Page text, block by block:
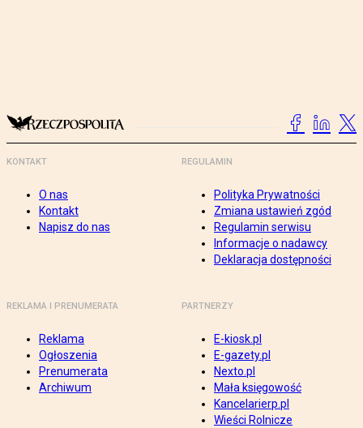
KONTAKT
O nas
Kontakt
Napisz do nas
REGULAMIN
Polityka Prywatności
Zmiana ustawień zgód
Regulamin serwisu
Informacje o nadawcy
Deklaracja dostępności
REKLAMA I PRENUMERATA
Reklama
Ogłoszenia
Prenumerata
Archiwum
PARTNERZY
E-kiosk.pl
E-gazety.pl
Nexto.pl
Mała księgowość
Kancelarierp.pl
Wieści Rolnicze